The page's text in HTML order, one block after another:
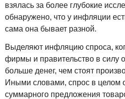
взялась за более глубокие
обнаружено, что у инфляции
сама она бывает разной.
Выделяют инфляцию спроса,
фирмы и правительство в силу
больше денег, чем стоят
Иными словами, спрос в целом
суммарного предложения